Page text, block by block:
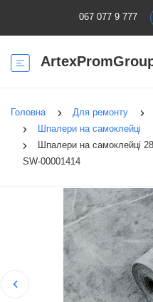
067 077 9 777
Головна Для ремонту
Шпалери на самоклейці
Шпалери на самоклейці
SW-00001414